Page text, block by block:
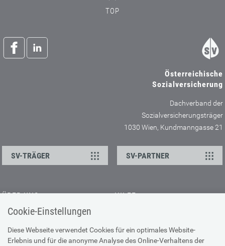
Cookie-Einstellungen
Diese Webseite verwendet Cookies für ein optimales Website-
Erlebnis und für die anonyme Analyse des Online-Verhaltens der
TOP
Österreichische
Sozialversicherung
Dachverband der
Sozialversicherungsträger
1030 Wien, Kundmanngasse 21
SV-TRÄGER SV-PARTNER
ÜBER UNS
Kontakt
Offene Stellen
Presse
HILFE
Browser-Info & Sicherheit
Hilfe zur Suche